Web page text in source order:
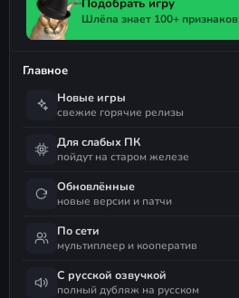
Подобрать игру
Шлёпа знает 100+ признаков
Главное
Новые игры
свежие горячие релизы
Для слабых ПК
пойдут на старом железе
Обновлённые
новые версии и патчи
По сети
мультиплеер и кооператив
С русской озвучкой
полный дубляж на русском